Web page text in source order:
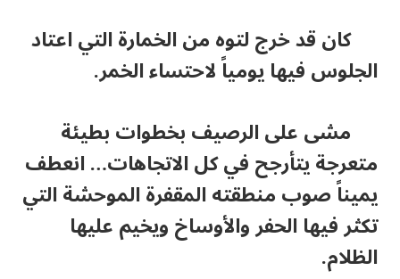
كان قد خرج لتوه من الخمارة التي اعتاد
الجلوس فيها يومياً لاحتساء الخمر.
مشى على الرصيف بخطوات بطيئة
متعرجة يتأرجح في كل الاتجاهات… انعطف
يميناً صوب منطقته المقفرة الموحشة التي
تكثر فيها الحفر والأوساخ ويخيم عليها
الظلام.